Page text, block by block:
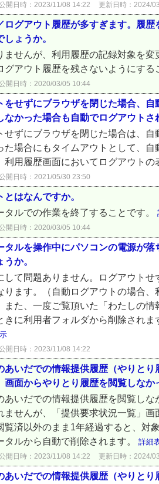
開日時：2023/11/08 14:22 更新日時：2024/
ログアウト履歴が多すぎます。履
しょうか。
ませんが、利用履歴の記録対象を
グアウト履歴を残さないようにする
開日時：2020/03/05 10:44
をせずにブラウザを閉じた場合、
なかった場合も自動でログアウトさ
せずにブラウザを閉じた場合は、
た場合にもタイムアウトとして、
利用履歴画面においてログアウトの
開日時：2021/05/30 23:50
とはなんですか。
タルでの作業を終了することです。
開日時：2020/03/05 10:44
タルを操作中にパソコンの電源が
か。
して問題ありません。ログアウト
ります。（自動ログアウトの場合
また、一度ご覧頂いた「わたしの
きに利用者フォルダから削除され
開日時：2023/11/08 14:22
あいだでの情報提供履歴（やりと
画面からやりとり履歴を閲覧しなか
あいだでの情報提供履歴を閲覧し
ませんが、「提供要求状況一覧」
覧済以外のまま1年経過すると、対
タルから自動で削除されます。 詳細
開日時：2023/11/08 14:22 更新日時：2024/
あいだでの情報提供履歴（やりと